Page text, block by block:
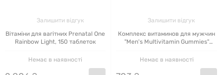
Залишити відгук
Вітаміни для вагітних Prenatal One
Rainbow Light, 150 таблеток
Немає в наявності
Залишити відгук
Комплекс витаминов для мужчин
"Men's Multivitamin Gummies"
конфет
Немає в наявності